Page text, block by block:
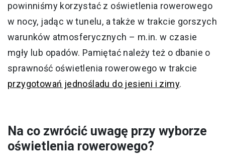
powinniśmy korzystać z oświetlenia rowerowego
w nocy, jadąc w tunelu, a także w trakcie gorszych
warunków atmosferycznych – m.in. w czasie
mgły lub opadów. Pamiętać należy też o dbanie o
sprawność oświetlenia rowerowego w trakcie
przygotowań jednośladu do jesieni i zimy.
Na co zwrócić uwagę przy wyborze
oświetlenia rowerowego?